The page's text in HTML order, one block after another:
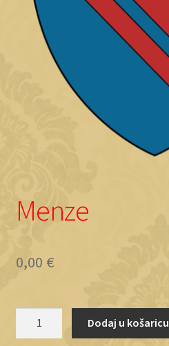
Objave
Menze
0,00 €
Dodaj u košaricu